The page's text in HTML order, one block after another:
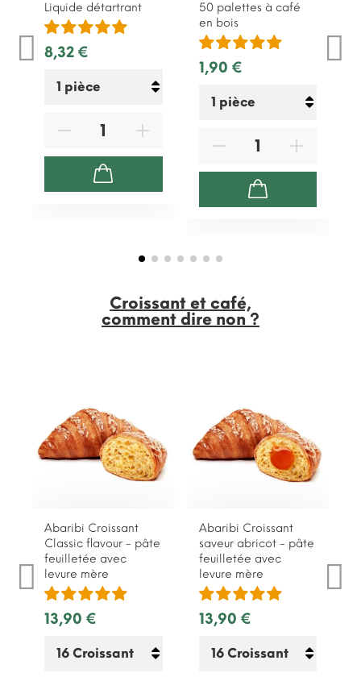
Liquide détartrant
8,32 €
50 palettes à café
en bois
1,90 €
Croissant et café,
comment dire non ?
Abaribi Croissant
Classic flavour - pâte
feuilletée avec
levure mère
13,90 €
Abaribi Croissant
saveur abricot - pâte
feuilletée avec
levure mère
13,90 €